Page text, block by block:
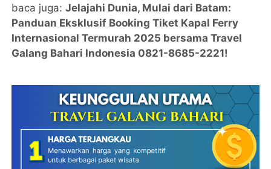
baca juga:Jelajahi Dunia, Mulai dari Batam:
Panduan Eksklusif Booking Tiket Kapal Ferry
Internasional Termurah 2025 bersama Travel
Galang Bahari Indonesia 0821-8685-2221!